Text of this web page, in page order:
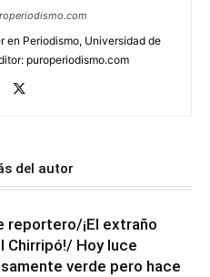
en Periodismo, Universidad de
puroperiodismo.com
del autor
reportero/¡El extraño
Chirripó!/ Hoy luce
verde pero hace